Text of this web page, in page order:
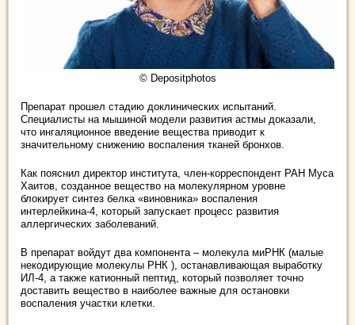
© Depositphotos
Препарат прошел стадию доклинических испытаний.
Специалисты на мышиной модели развития астмы доказали,
что ингаляционное введение вещества приводит к
значительному снижению воспаления тканей бронхов.
Как пояснил директор института, член-корреспондент РАН Муса
Хаитов, созданное вещество на молекулярном уровне
блокирует синтез белка «виновника» воспаления
интерлейкина-4, который запускает процесс развития
аллергических заболеваний.
В препарат войдут два компонента – молекула миРНК (малые
некодирующие молекулы РНК ), останавливающая выработку
ИЛ-4, а также катионный пептид, который позволяет точно
доставить вещество в наиболее важные для остановки
воспаления участки клетки.